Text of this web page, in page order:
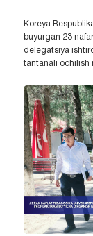
Koreya
buyurgan 23
delegatsiya
tantanali ochilish